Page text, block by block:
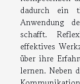
dadurch ein
Anwendung
schafft.
effektives
über ihre
lernen. Neben